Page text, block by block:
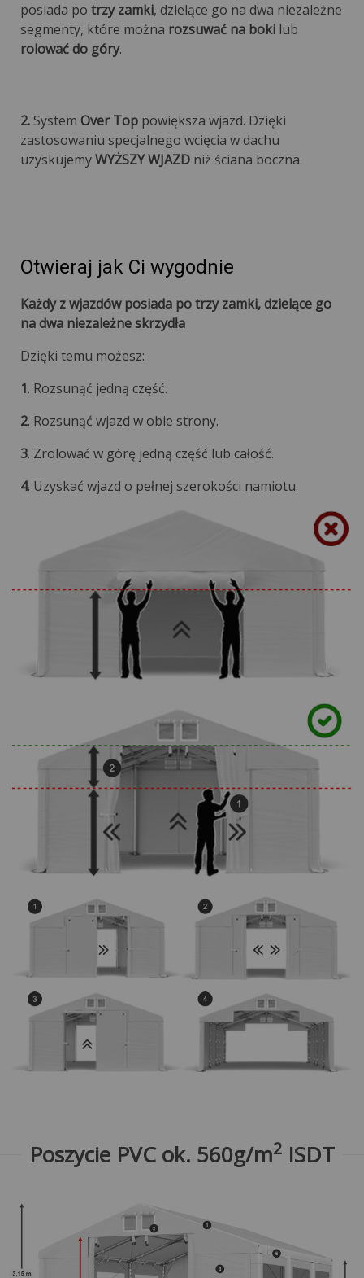
posiada po trzy zamki, dzielące go na dwa niezależne
segmenty, które można rozsuwać na boki lub
rolować do góry.
2. System Over Top powiększa wjazd. Dzięki
zastosowaniu specjalnego wcięcia w dachu
uzyskujemyWYŻSZY WJAZD niż ściana boczna.
Otwieraj jak Ci wygodnie
Każdy z wjazdów posiada po trzy zamki, dzielące go
na dwa niezależne skrzydła
Dzięki temu możesz:
1. Rozsunąć jedną część.
2. Rozsunąć wjazd w obie strony.
3. Zrolować w górę jedną część lub całość.
4. Uzyskać wjazd o pełnej szerokości namiotu.
Poszycie PVC ok. 560g/m2 ISDT